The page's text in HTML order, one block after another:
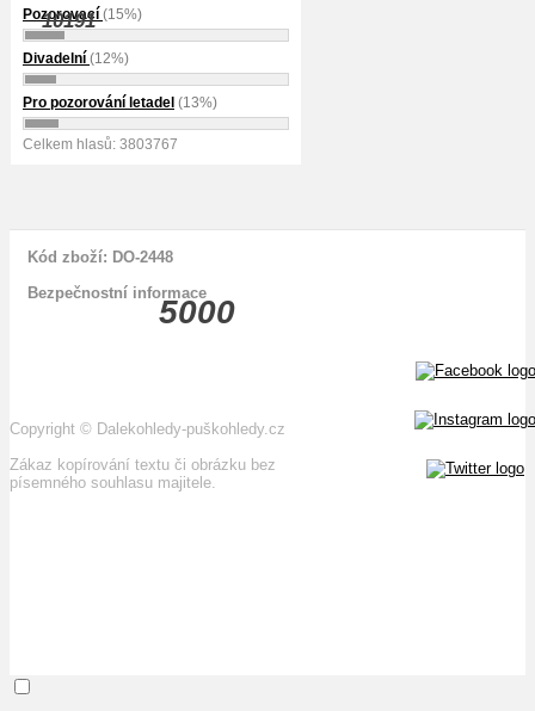
Pozorovací (15%)
Divadelní (12%)
Pro pozorování letadel (13%)
Celkem hlasů: 3803767
5000
10191
Kód zboží: DO-2448
Bezpečnostní informace
Copyright © Dalekohledy-puškohledy.cz
Zákaz kopírování textu či obrázku bez
písemného souhlasu majitele.